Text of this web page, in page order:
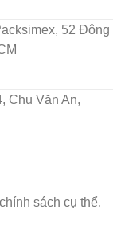
52 Đông
Chu Văn An,
sách cụ thể.